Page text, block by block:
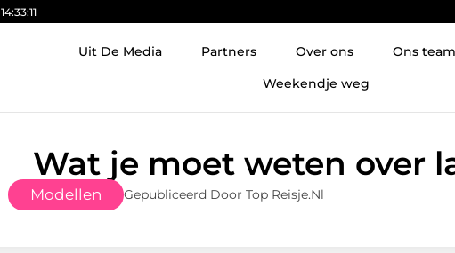
14:33:12
Uit De Media Partners Over ons Ons team
Weekendje weg
Wat je moet weten over
Modellen Gepubliceerd Door Top Reisje.nl